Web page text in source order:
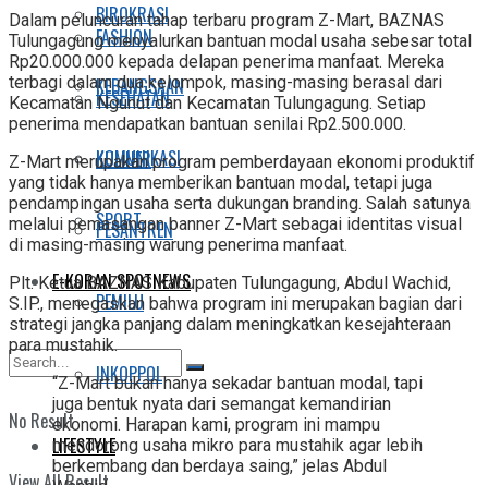
FASHION
KESEHATAN
KULINER
SPORT
E-KORAN SPOTNEWS
No Result
BIROKRASI
KEBANGSAAN
KOMUNIKASI
PESANTREN
PEMILU
INKOPPOL
LIFESTYLE
Dalam peluncuran tahap terbaru program Z-Mart, BAZNAS
Tulungagung menyalurkan bantuan modal usaha sebesar total
Rp20.000.000 kepada delapan penerima manfaat. Mereka
terbagi dalam dua kelompok, masing-masing berasal dari
Kecamatan Ngunut dan Kecamatan Tulungagung. Setiap
penerima mendapatkan bantuan senilai Rp2.500.000.
Z-Mart merupakan program pemberdayaan ekonomi produktif
yang tidak hanya memberikan bantuan modal, tetapi juga
pendampingan usaha serta dukungan branding. Salah satunya
melalui pemasangan banner Z-Mart sebagai identitas visual
di masing-masing warung penerima manfaat.
Plt. Ketua BAZNAS Kabupaten Tulungagung, Abdul Wachid,
S.IP., menegaskan bahwa program ini merupakan bagian dari
strategi jangka panjang dalam meningkatkan kesejahteraan
para mustahik.
“Z-Mart bukan hanya sekadar bantuan modal, tapi
juga bentuk nyata dari semangat kemandirian
ekonomi. Harapan kami, program ini mampu
mendorong usaha mikro para mustahik agar lebih
berkembang dan berdaya saing,” jelas Abdul